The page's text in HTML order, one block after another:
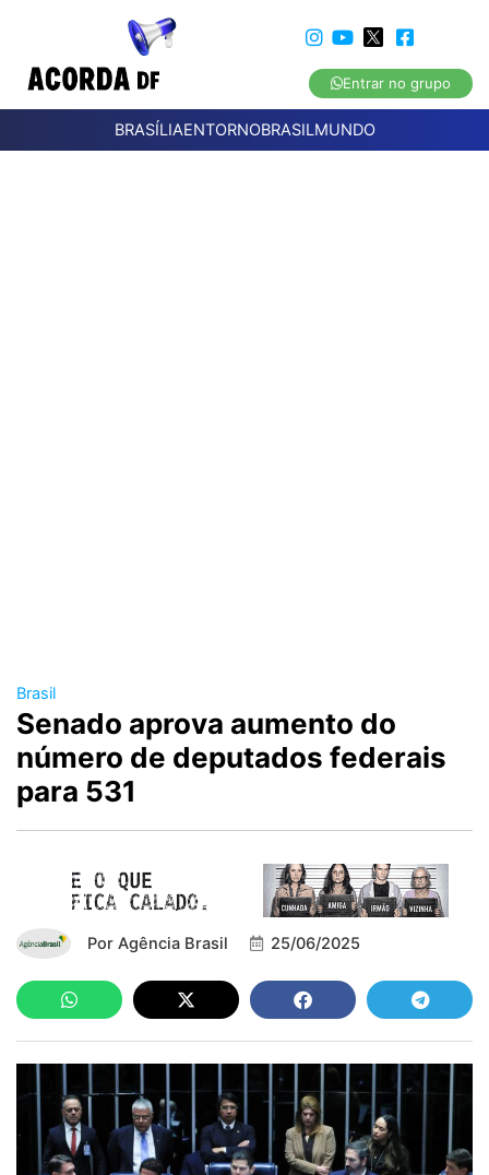
Entrar no grupo
BRASÍLIAENTORNOBRASILMUNDO
Brasil
Senado aprova aumento do
número de deputados federais
para 531
Por Agência Brasil 25/06/2025